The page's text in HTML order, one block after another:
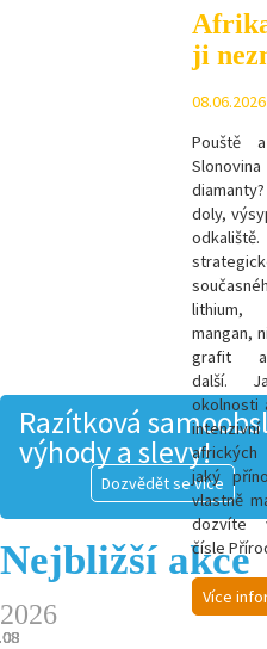
ji
Pouště
doly,
l
mangan,
grafit
další.
okolnosti
jaký
vlastně
dozvíte
čísle
Více
Razítková
výhody a slevy!
Dozvědět se více
Nejbližší akce
2026